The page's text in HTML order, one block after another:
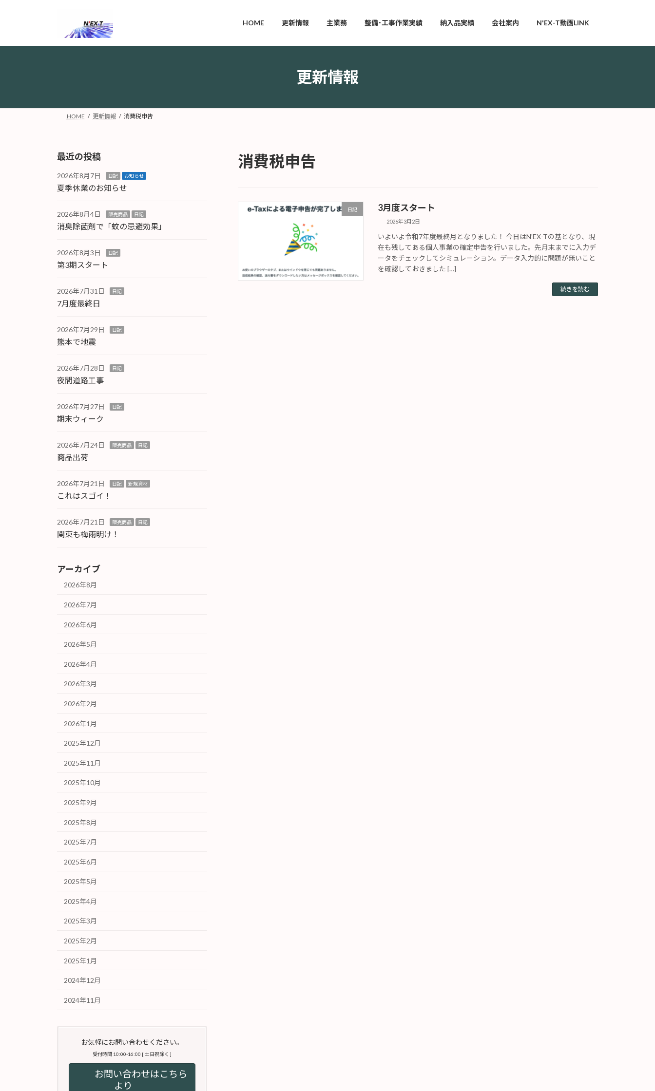
プ
動
HOME 更新情報 主業務 整備･工事作業実績 納入品実績 会社案内 N'EX-T動画LINK
更新情報
HOME 更新情報 消費税申告
消費税申告
日記 3月度スタート
2026年3月2日
いよいよ令和7年度最終月となりました！ 今日はN'EX-Tの基となり、現
在も残してある個人事業の確定申告を行いました。先月末までに入力デ
ータをチェックしてシミュレーション。データ入力的に問題が無いこと
を確認しておきました […]
続きを読む
最近の投稿
2026年8月7日 日記 お知らせ
夏季休業のお知らせ
2026年8月4日 販売商品 日記
消臭除菌剤で「蚊の忌避効果」
2026年8月3日 日記
第3期スタート
2026年7月31日 日記
7月度最終日
2026年7月29日 日記
熊本で地震
2026年7月28日 日記
夜間道路工事
2026年7月27日 日記
期末ウィーク
2026年7月24日 販売商品 日記
商品出荷
2026年7月21日 日記 新規資材
これはスゴイ！
2026年7月21日 販売商品 日記
関東も梅雨明け！
アーカイブ
2026年8月
2026年7月
2026年6月
2026年5月
2026年4月
2026年3月
2026年2月
2026年1月
2025年12月
2025年11月
2025年10月
2025年9月
2025年8月
2025年7月
2025年6月
2025年5月
2025年4月
2025年3月
2025年2月
2025年1月
2024年12月
2024年11月
お気軽にお問い合わせください。
受付時間 10:00-16:00 [ 土日祝除く ]
お問い合わせはこちら
より